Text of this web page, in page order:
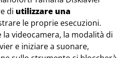
di utilizzare una
le proprie esecuzioni.
videocamera, la modalità di
e iniziare a suonare,